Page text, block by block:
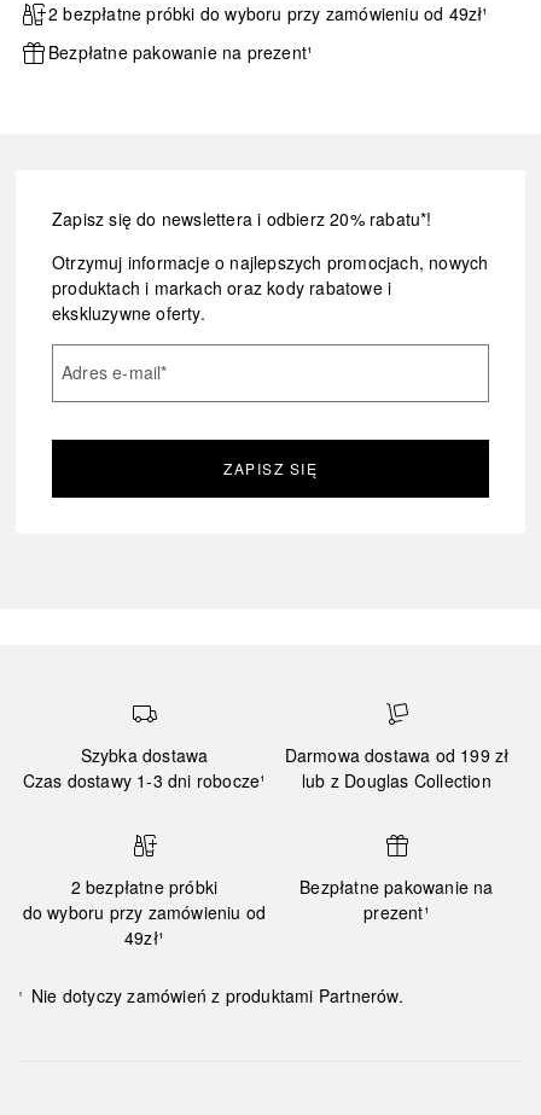
2 bezpłatne próbki do wyboru przy zamówieniu od 49zł¹
Bezpłatne pakowanie na prezent¹
Zapisz się do newslettera i odbierz 20% rabatu*!
Otrzymuj informacje o najlepszych promocjach, nowych
produktach i markach oraz kody rabatowe i
ekskluzywne oferty.
Adres e-mail*
ZAPISZ SIĘ
Szybka dostawa
Czas dostawy 1-3 dni robocze¹
Darmowa dostawa od 199 zł
lub z Douglas Collection
2 bezpłatne próbki
do wyboru przy zamówieniu od
49zł¹
Bezpłatne pakowanie na
prezent¹
¹ Nie dotyczy zamówień z produktami Partnerów.